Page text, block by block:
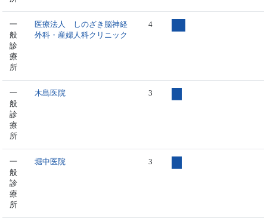
一
般
診
療
所
医療法人 しのざき脳神経
外科・産婦人科クリニック
4
一
般
診
療
所
木島医院 3
一
般
診
療
所
堀中医院 3